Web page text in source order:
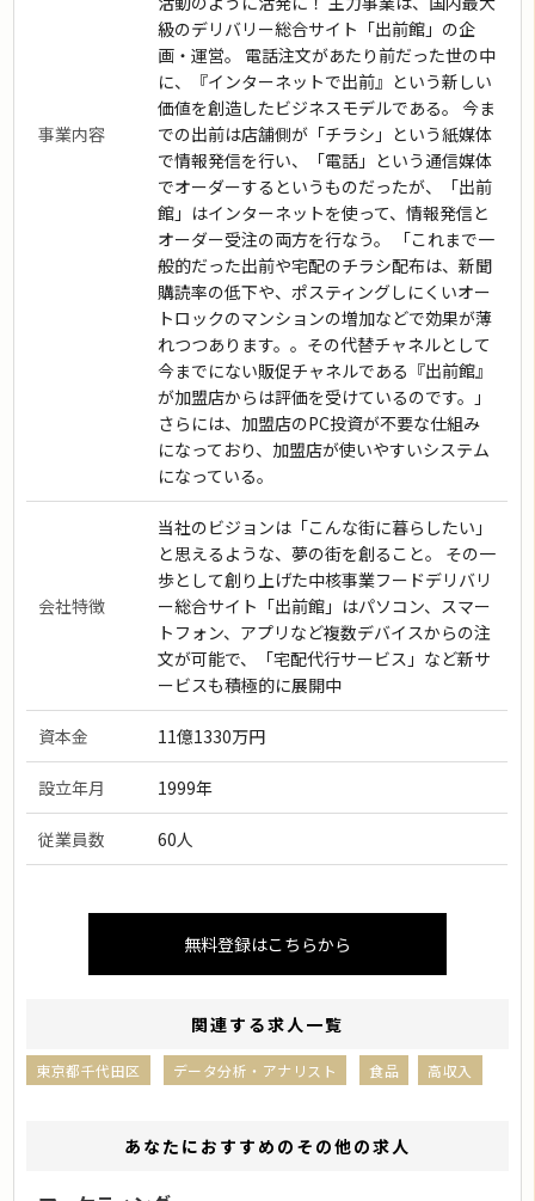
事業内容
級のデリバリー総合サイト「出前館」の企
画・運営。 電話注文があたり前だった世の中
に、『インターネットで出前』という新しい
価値を創造したビジネスモデルである。 今ま
での出前は店舗側が「チラシ」という紙媒体
で情報発信を行い、「電話」という通信媒体
でオーダーするというものだったが、「出前
館」はインターネットを使って、情報発信と
オーダー受注の両方を行なう。 「これまで一
般的だった出前や宅配のチラシ配布は、新聞
購読率の低下や、ポスティングしにくいオー
トロックのマンションの増加などで効果が薄
れつつあります。。その代替チャネルとして
今までにない販促チャネルである『出前館』
が加盟店からは評価を受けているのです。」
さらには、加盟店のPC投資が不要な仕組み
になっており、加盟店が使いやすいシステム
になっている。
会社特徴
当社のビジョンは「こんな街に暮らしたい」
と思えるような、夢の街を創ること。 その一
歩として創り上げた中核事業フードデリバリ
ー総合サイト「出前館」はパソコン、スマー
トフォン、アプリなど複数デバイスからの注
文が可能で、「宅配代行サービス」など新サ
ービスも積極的に展開中
資本金 11億1330万円
設立年月 1999年
従業員数 60人
無料登録はこちらから
関連する求人一覧
東京都千代田区 データ分析・アナリスト 食品 高収入
あなたにおすすめのその他の求人